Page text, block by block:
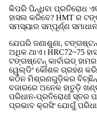
କିପରି ପିନ୍ଧିବା ପ୍ରତିରୋଧ
ହାସଲ କରିବେ? HMT ର
ସମସ୍ୟାର ସମ୍ପୂର୍ଣ୍ଣ
ଯେପରି ଜଣାଶୁଣା,
ଅଧିକ ଥାଏ। HRC72~75
ଟଙ୍ଗଷ୍ଟେନ୍ କାର୍ବାଇଡ୍
ୱେଲ୍ଡିଂ କୌଶଳ ଗ୍ରହଣ
କଠିନ ମିଶ୍ରଣଗୁଡ଼ିକର
ବଜାରରେ ଅନେକ ହାତୁଡ଼ି
ପରିଧାନ-ପ୍ରତିରୋଧୀ ସ୍ତର
ପ୍ରଭାବ କ୍ରସିଂ ଯୋଗୁଁ